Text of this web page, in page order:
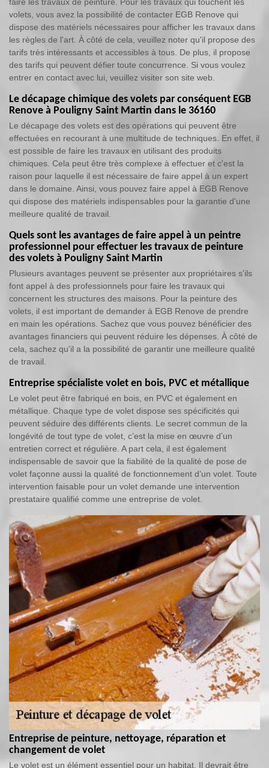
volets, vous avez la possibilité de contacter EGB Renove qui
dispose des matériels nécessaires pour afficher les travaux dans
les règles de l'art. À côté de cela, veuillez noter qu'il propose des
tarifs très intéressants et accessibles à tous. De plus, il propose
des tarifs qui peuvent défier toute concurrence. Si vous voulez
entrer en contact avec lui, veuillez visiter son site web.
Le décapage chimique des volets par conséquent EGB
Renove à Pouligny Saint Martin dans le 36160
Le décapage des volets est des opérations qui peuvent être
effectuées en recourant à une multitude de techniques. En effet, il
est possible de faire les travaux en utilisant des produits
chimiques. Cela peut être très complexe à effectuer et c'est la
raison pour laquelle il est nécessaire de faire appel à un expert
dans le domaine. Ainsi, vous pouvez faire appel à EGB Renove
qui dispose des matériels indispensables pour la garantie d'une
meilleure qualité de travail.
Quels sont les avantages de faire appel à un peintre
professionnel pour effectuer les travaux de peinture
des volets à Pouligny Saint Martin
Plusieurs avantages peuvent se présenter aux propriétaires s'ils
font appel à des professionnels pour faire les travaux qui
concernent les structures des maisons. Pour la peinture des
volets, il est important de demander à EGB Renove de prendre
en main les opérations. Sachez que vous pouvez bénéficier des
avantages financiers qui peuvent réduire les dépenses. À côté de
cela, sachez qu'il a la possibilité de garantir une meilleure qualité
de travail.
Entreprise spécialiste volet en bois, PVC et métallique
Le volet peut être fabriqué en bois, en PVC et également en
métallique. Chaque type de volet dispose ses spécificités qui
peuvent séduire des différents clients. Le secret commun de la
longévité de tout type de volet, c’est la mise en œuvre d’un
entretien correct et régulière. A part cela, il est également
indispensable de savoir que la fiabilité de la qualité de pose de
volet façonne aussi la qualité de fonctionnement d’un volet. Toute
intervention faisable pour un volet demande une intervention
prestataire qualifié comme une entreprise de volet.
Entreprise de peinture, nettoyage, réparation et
changement de volet
Le volet est un élément essentiel pour un habitat. Il devrait être